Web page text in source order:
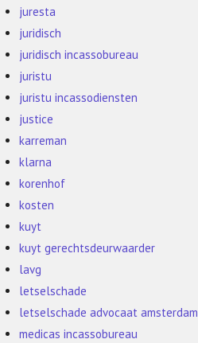
juresta
juridisch
juridisch incassobureau
juristu
juristu incassodiensten
justice
karreman
klarna
korenhof
kosten
kuyt
kuyt gerechtsdeurwaarder
lavg
letselschade
letselschade advocaat amsterdam
medicas incassobureau